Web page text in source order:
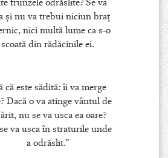
şi nu va trebui niciun braţ
nici multă lume ca s-o
scoată din rădăcinile ei.
că este sădită: îi va merge
Dacă o va atinge vântul de
nu se va usca ea oare?
va usca în straturile unde
a odrăslit.”